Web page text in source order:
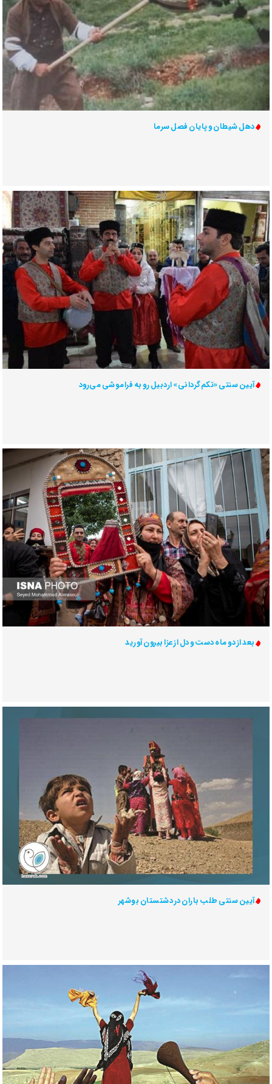
دهل شیطان و پایان فصل سرما
آیین سنتی «تکم‌گردانی» اردبیل رو به فراموشی می‌رود
بعد از دو ماه دست و دل از عزا بیرون آورید
آیین سنتی طلب باران در دشتستان بوشهر